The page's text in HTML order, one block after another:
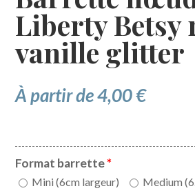
Liberty Betsy
vanille glitter
À partir de4,00€
Format barrette*
Mini (6cm largeur)
Medium